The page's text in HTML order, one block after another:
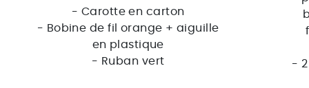
- Carotte en carton
- Bobine de fil orange + aiguille
en plastique
- Ruban vert
-